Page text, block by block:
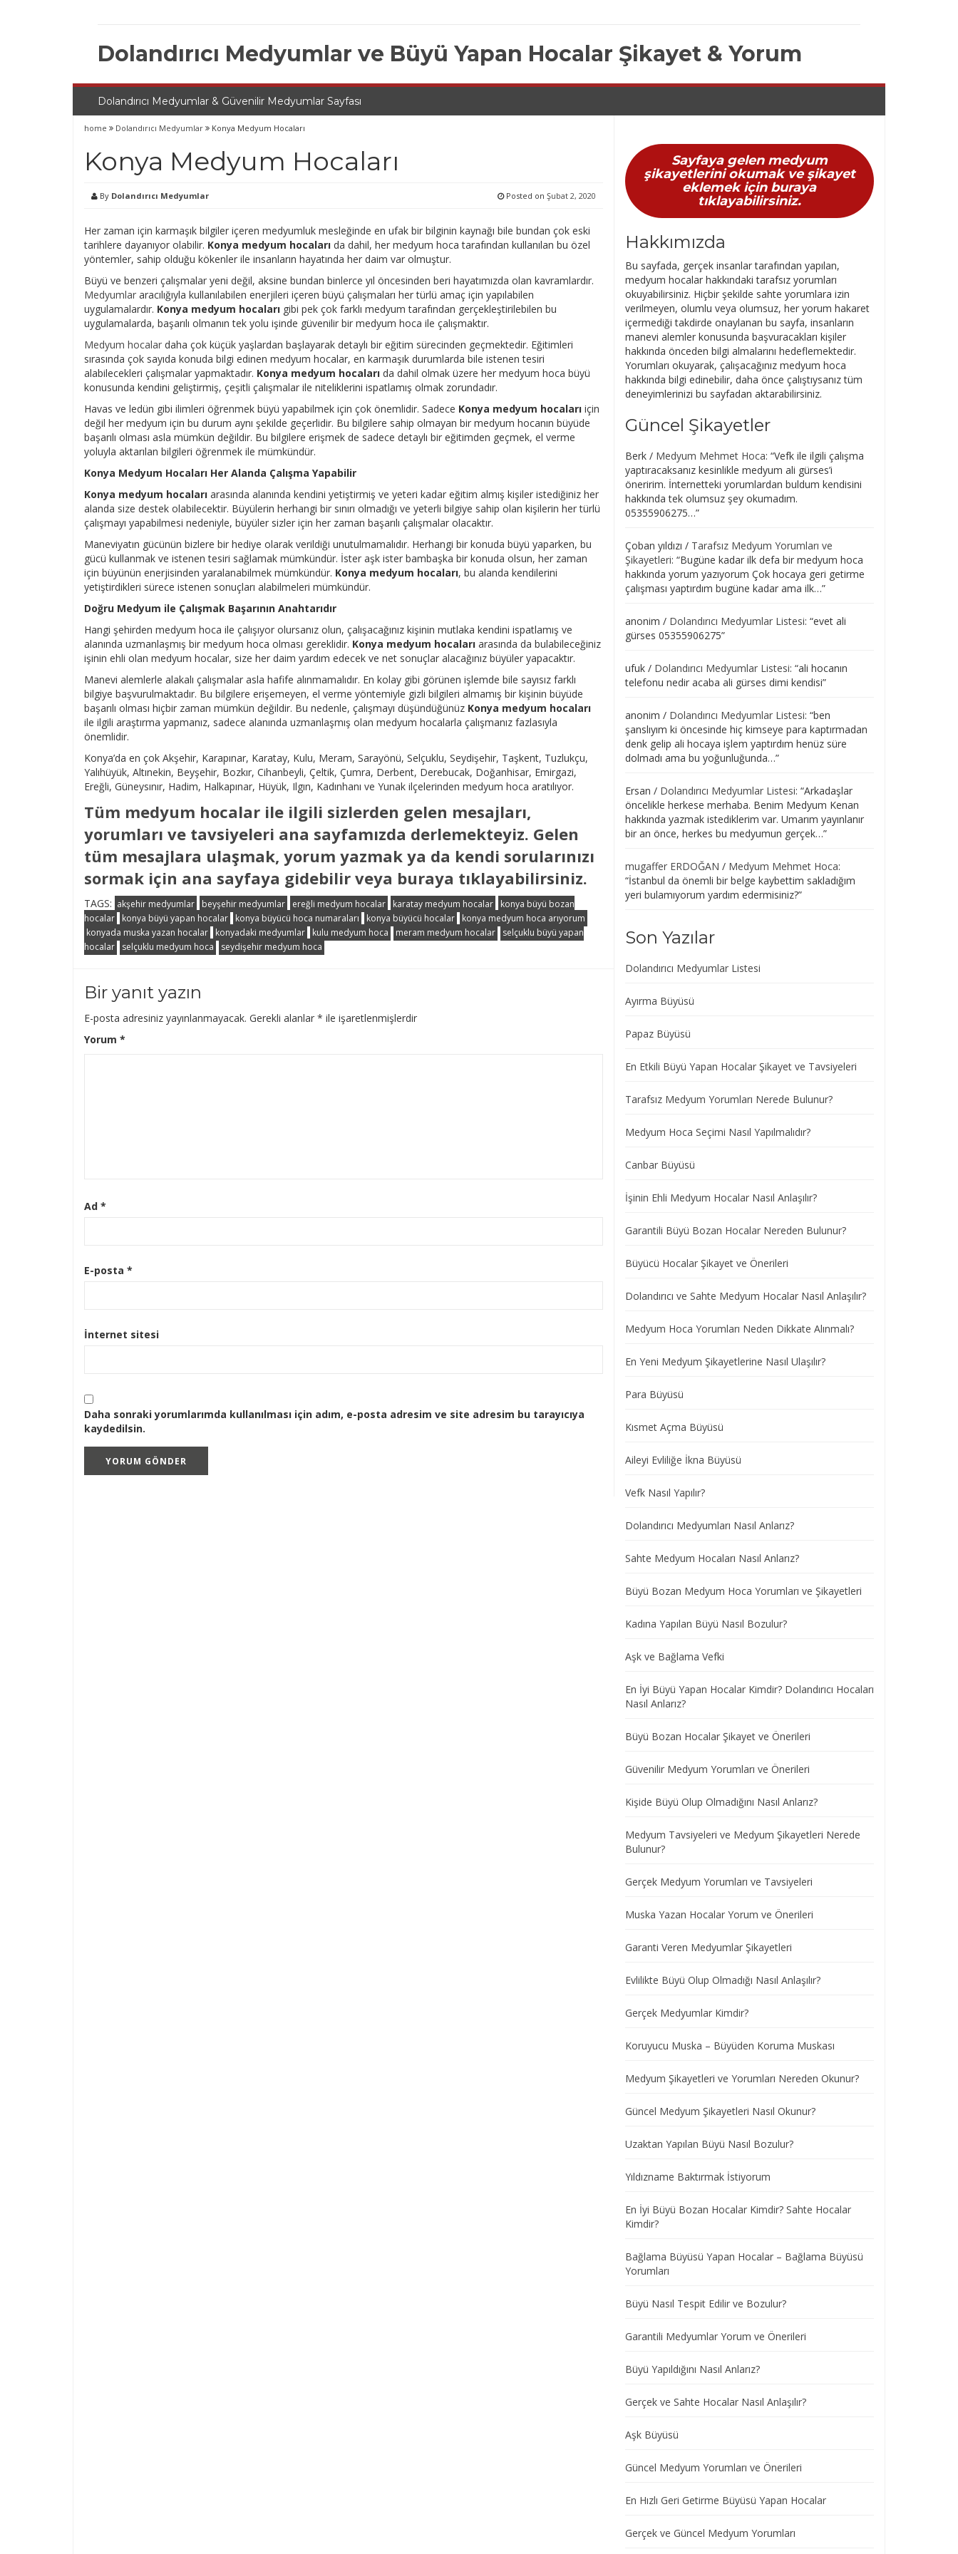
Dolandırıcı Medyumlar ve Büyü Yapan Hocalar Şikayet & Yorum
Dolandırıcı Medyumlar & Güvenilir Medyumlar Sayfası
home Dolandırıcı Medyumlar Konya Medyum Hocaları
Konya Medyum Hocaları
By Dolandırıcı Medyumlar Posted on Şubat 2, 2020
Her zaman için karmaşık bilgiler içeren medyumluk mesleğinde en ufak bir bilginin kaynağı bile bundan çok eski
tarihlere dayanıyor olabilir. Konya medyum hocaları da dahil, her medyum hoca tarafından kullanılan bu özel
yöntemler, sahip olduğu kökenler ile insanların hayatında her daim var olmuştur.
Büyü ve benzeri çalışmalar yeni değil, aksine bundan binlerce yıl öncesinden beri hayatımızda olan kavramlardır.
Medyumlar aracılığıyla kullanılabilen enerjileri içeren büyü çalışmaları her türlü amaç için yapılabilen
uygulamalardır. Konya medyum hocaları gibi pek çok farklı medyum tarafından gerçekleştirilebilen bu
uygulamalarda, başarılı olmanın tek yolu işinde güvenilir bir medyum hoca ile çalışmaktır.
Medyum hocalar daha çok küçük yaşlardan başlayarak detaylı bir eğitim sürecinden geçmektedir. Eğitimleri
sırasında çok sayıda konuda bilgi edinen medyum hocalar, en karmaşık durumlarda bile istenen tesiri
alabilecekleri çalışmalar yapmaktadır. Konya medyum hocaları da dahil olmak üzere her medyum hoca büyü
konusunda kendini geliştirmiş, çeşitli çalışmalar ile niteliklerini ispatlamış olmak zorundadır.
Havas ve ledün gibi ilimleri öğrenmek büyü yapabilmek için çok önemlidir. Sadece Konya medyum hocaları için
değil her medyum için bu durum aynı şekilde geçerlidir. Bu bilgilere sahip olmayan bir medyum hocanın büyüde
başarılı olması asla mümkün değildir. Bu bilgilere erişmek de sadece detaylı bir eğitimden geçmek, el verme
yoluyla aktarılan bilgileri öğrenmek ile mümkündür.
Konya Medyum Hocaları Her Alanda Çalışma Yapabilir
Konya medyum hocaları arasında alanında kendini yetiştirmiş ve yeteri kadar eğitim almış kişiler istediğiniz her
alanda size destek olabilecektir. Büyülerin herhangi bir sınırı olmadığı ve yeterli bilgiye sahip olan kişilerin her türlü
çalışmayı yapabilmesi nedeniyle, büyüler sizler için her zaman başarılı çalışmalar olacaktır.
Maneviyatın gücünün bizlere bir hediye olarak verildiği unutulmamalıdır. Herhangi bir konuda büyü yaparken, bu
gücü kullanmak ve istenen tesiri sağlamak mümkündür. İster aşk ister bambaşka bir konuda olsun, her zaman
için büyünün enerjisinden yaralanabilmek mümkündür. Konya medyum hocaları, bu alanda kendilerini
yetiştirdikleri sürece istenen sonuçları alabilmeleri mümkündür.
Doğru Medyum ile Çalışmak Başarının Anahtarıdır
Hangi şehirden medyum hoca ile çalışıyor olursanız olun, çalışacağınız kişinin mutlaka kendini ispatlamış ve
alanında uzmanlaşmış bir medyum hoca olması gereklidir. Konya medyum hocaları arasında da bulabileceğiniz
işinin ehli olan medyum hocalar, size her daim yardım edecek ve net sonuçlar alacağınız büyüler yapacaktır.
Manevi alemlerle alakalı çalışmalar asla hafife alınmamalıdır. En kolay gibi görünen işlemde bile sayısız farklı
bilgiye başvurulmaktadır. Bu bilgilere erişemeyen, el verme yöntemiyle gizli bilgileri almamış bir kişinin büyüde
başarılı olması hiçbir zaman mümkün değildir. Bu nedenle, çalışmayı düşündüğünüz Konya medyum hocaları
ile ilgili araştırma yapmanız, sadece alanında uzmanlaşmış olan medyum hocalarla çalışmanız fazlasıyla
önemlidir.
Konya’da en çok Akşehir, Karapınar, Karatay, Kulu, Meram, Sarayönü, Selçuklu, Seydişehir, Taşkent, Tuzlukçu,
Yalıhüyük, Altınekin, Beyşehir, Bozkır, Cihanbeyli, Çeltik, Çumra, Derbent, Derebucak, Doğanhisar, Emirgazi,
Ereğli, Güneysınır, Hadim, Halkapınar, Hüyük, Ilgın, Kadınhanı ve Yunak ilçelerinden medyum hoca aratılıyor.
Tüm medyum hocalar ile ilgili sizlerden gelen mesajları,
yorumları ve tavsiyeleri ana sayfamızda derlemekteyiz. Gelen
tüm mesajlara ulaşmak, yorum yazmak ya da kendi sorularınızı
sormak için ana sayfaya gidebilir veya buraya tıklayabilirsiniz.
TAGS: akşehir medyumlar beyşehir medyumlar ereğli medyum hocalar karatay medyum hocalar
konya büyü bozan
hocalar
konya büyü yapan hocalar konya büyücü hoca numaraları konya büyücü hocalar
konya medyum hoca arıyorum
konyada muska yazan hocalar
konyadaki medyumlar kulu medyum hoca meram medyum hocalar
selçuklu büyü yapan
hocalar
selçuklu medyum hoca seydişehir medyum hoca
Bir yanıt yazın
E-posta adresiniz yayınlanmayacak. Gerekli alanlar * ile işaretlenmişlerdir
Yorum *
Ad *
E-posta *
İnternet sitesi
Daha sonraki yorumlarımda kullanılması için adım, e-posta adresim ve site adresim bu tarayıcıya
kaydedilsin.
Sayfaya gelen medyum
şikayetlerini okumak ve şikayet
eklemek için buraya
tıklayabilirsiniz.
Hakkımızda
Bu sayfada, gerçek insanlar tarafından yapılan,
medyum hocalar hakkındaki tarafsız yorumları
okuyabilirsiniz. Hiçbir şekilde sahte yorumlara izin
verilmeyen, olumlu veya olumsuz, her yorum hakaret
içermediği takdirde onaylanan bu sayfa, insanların
manevi alemler konusunda başvuracakları kişiler
hakkında önceden bilgi almalarını hedeflemektedir.
Yorumları okuyarak, çalışacağınız medyum hoca
hakkında bilgi edinebilir, daha önce çalıştıysanız tüm
deneyimlerinizi bu sayfadan aktarabilirsiniz.
Güncel Şikayetler
Berk/ Medyum Mehmet Hoca: “Vefk ile ilgili çalışma
yaptıracaksanız kesinlikle medyum ali gürses’i
öneririm. İnternetteki yorumlardan buldum kendisini
hakkında tek olumsuz şey okumadım.
05355906275…”
Çoban yıldızı / Tarafsız Medyum Yorumları ve
Şikayetleri: “Bugüne kadar ilk defa bir medyum hoca
hakkında yorum yazıyorum Çok hocaya geri getirme
çalışması yaptırdım bugüne kadar ama ilk…”
anonim / Dolandırıcı Medyumlar Listesi: “evet ali
gürses 05355906275”
ufuk/ Dolandırıcı Medyumlar Listesi: “ali hocanın
telefonu nedir acaba ali gürses dimi kendisi”
anonim / Dolandırıcı Medyumlar Listesi: “ben
şanslıyım ki öncesinde hiç kimseye para kaptırmadan
denk gelip ali hocaya işlem yaptırdım henüz süre
dolmadı ama bu yoğunluğunda…”
Ersan / Dolandırıcı Medyumlar Listesi: “Arkadaşlar
öncelikle herkese merhaba. Benim Medyum Kenan
hakkında yazmak istediklerim var. Umarım yayınlanır
bir an önce, herkes bu medyumun gerçek…”
mugaffer ERDOĞAN / Medyum Mehmet Hoca:
“İstanbul da önemli bir belge kaybettim sakladığım
yeri bulamıyorum yardım edermisiniz?”
Son Yazılar
Dolandırıcı Medyumlar Listesi
Ayırma Büyüsü
Papaz Büyüsü
En Etkili Büyü Yapan Hocalar Şikayet ve Tavsiyeleri
Tarafsız Medyum Yorumları Nerede Bulunur?
Medyum Hoca Seçimi Nasıl Yapılmalıdır?
Canbar Büyüsü
İşinin Ehli Medyum Hocalar Nasıl Anlaşılır?
Garantili Büyü Bozan Hocalar Nereden Bulunur?
Büyücü Hocalar Şikayet ve Önerileri
Dolandırıcı ve Sahte Medyum Hocalar Nasıl Anlaşılır?
Medyum Hoca Yorumları Neden Dikkate Alınmalı?
En Yeni Medyum Şikayetlerine Nasıl Ulaşılır?
Para Büyüsü
Kısmet Açma Büyüsü
Aileyi Evliliğe İkna Büyüsü
Vefk Nasıl Yapılır?
Dolandırıcı Medyumları Nasıl Anlarız?
Sahte Medyum Hocaları Nasıl Anlarız?
Büyü Bozan Medyum Hoca Yorumları ve Şikayetleri
Kadına Yapılan Büyü Nasıl Bozulur?
Aşk ve Bağlama Vefki
En İyi Büyü Yapan Hocalar Kimdir? Dolandırıcı Hocaları
Nasıl Anlarız?
Büyü Bozan Hocalar Şikayet ve Önerileri
Güvenilir Medyum Yorumları ve Önerileri
Kişide Büyü Olup Olmadığını Nasıl Anlarız?
Medyum Tavsiyeleri ve Medyum Şikayetleri Nerede
Bulunur?
Gerçek Medyum Yorumları ve Tavsiyeleri
Muska Yazan Hocalar Yorum ve Önerileri
Garanti Veren Medyumlar Şikayetleri
Evlilikte Büyü Olup Olmadığı Nasıl Anlaşılır?
Gerçek Medyumlar Kimdir?
Koruyucu Muska – Büyüden Koruma Muskası
Medyum Şikayetleri ve Yorumları Nereden Okunur?
Güncel Medyum Şikayetleri Nasıl Okunur?
Uzaktan Yapılan Büyü Nasıl Bozulur?
Yıldızname Baktırmak İstiyorum
En İyi Büyü Bozan Hocalar Kimdir? Sahte Hocalar
Kimdir?
Bağlama Büyüsü Yapan Hocalar – Bağlama Büyüsü
Yorumları
Büyü Nasıl Tespit Edilir ve Bozulur?
Garantili Medyumlar Yorum ve Önerileri
Büyü Yapıldığını Nasıl Anlarız?
Gerçek ve Sahte Hocalar Nasıl Anlaşılır?
Aşk Büyüsü
Güncel Medyum Yorumları ve Önerileri
En Hızlı Geri Getirme Büyüsü Yapan Hocalar
Gerçek ve Güncel Medyum Yorumları